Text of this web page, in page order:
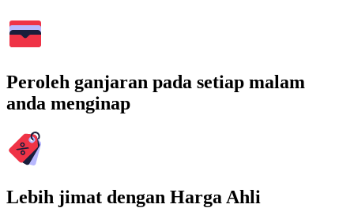
Peroleh ganjaran pada setiap malam
anda menginap
Lebih jimat dengan Harga Ahli